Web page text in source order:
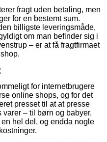
fragt uden betaling, men
for en bestemt sum.
billigste leveringsmåde,
om man befinder sig i
– er at få fragtfirmaet
for internetbrugere
online shops, og for det
presset til at at presse
– til børn og babyer,
hel del, og endda nogle